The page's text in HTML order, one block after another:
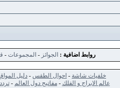
روابط اضافية : الجوائز - المجموعات -
خلفيات شاشة - احوال الطقس - دليل
عالم الابراج و الفلك -مفاتيح دول العالم -